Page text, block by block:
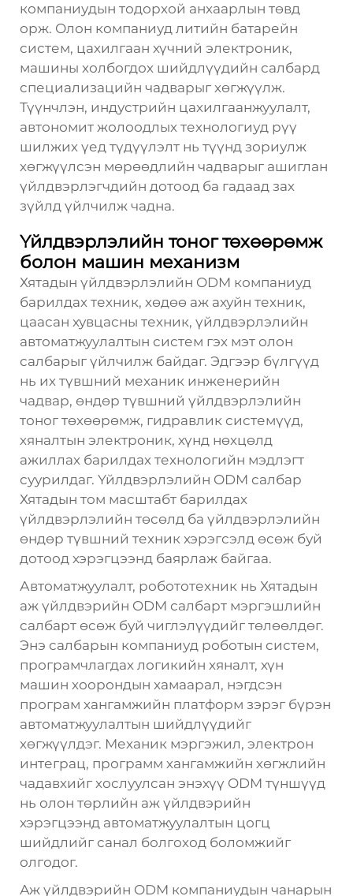
компаниудын тодорхой анхаарлын төвд
орж. Олон компаниуд литийн батарейн
систем, цахилгаан хүчний электроник,
машины холбогдох шийдлүүдийн салбард
специализацийн чадварыг хөгжүүлж.
Түүнчлэн, индустрийн цахилгаанжуулалт,
автономит жолоодлых технологиуд рүү
шилжих үед түдүүлэлт нь түүнд зориулж
хөгжүүлсэн мөрөөдлийн чадварыг ашиглан
үйлдвэрлэгчдийн дотоод ба гадаад зах
зүйлд үйлчилж чадна.
Үйлдвэрлэлийн тоног төхөөрөмж
болон машин механизм
Хятадын үйлдвэрлэлийн ODM компаниуд
барилдах техник, хөдөө аж ахуйн техник,
цаасан хувцасны техник, үйлдвэрлэлийн
автоматжуулалтын систем гэх мэт олон
салбарыг үйлчилж байдаг. Эдгээр бүлгүүд
нь их түвшний механик инженерийн
чадвар, өндөр түвшний үйлдвэрлэлийн
тоног төхөөрөмж, гидравлик системүүд,
хяналтын электроник, хүнд нөхцөлд
ажиллах барилдах технологийн мэдлэгт
суурилдаг. Үйлдвэрлэлийн ODM салбар
Хятадын том масштабт барилдах
үйлдвэрлэлийн төсөлд ба үйлдвэрлэлийн
өндөр түвшний техник хэрэгсэлд өсөж буй
дотоод хэрэгцээнд баярлаж байгаа.
Автоматжуулалт, робототехник нь Хятадын
аж үйлдвэрийн ODM салбарт мэргэшлийн
салбарт өсөж буй чиглэлүүдийг төлөөлдөг.
Энэ салбарын компаниуд роботын систем,
програмчлагдах логикийн хяналт, хүн
машин хоорондын хамаарал, нэгдсэн
програм хангамжийн платформ зэрэг бүрэн
автоматжуулалтын шийдлүүдийг
хөгжүүлдэг. Механик мэргэжил, электрон
интеграц, программ хангамжийн хөгжлийн
чадавхийг хослуулсан энэхүү ODM түншүүд
нь олон төрлийн аж үйлдвэрийн
хэрэгцээнд автоматжуулалтын цогц
шийдлийг санал болгоход боломжийг
олгодог.
Аж үйлдвэрийн ODM компаниудын чанарын